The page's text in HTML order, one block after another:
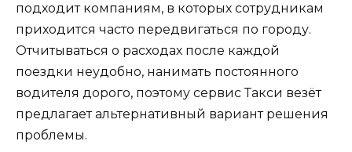
подходит компаниям, в которых сотрудникам
приходится часто передвигаться по городу.
Отчитываться о расходах после каждой
поездки неудобно, нанимать постоянного
водителя дорого, поэтому сервис Такси везёт
предлагает альтернативный вариант решения
проблемы.